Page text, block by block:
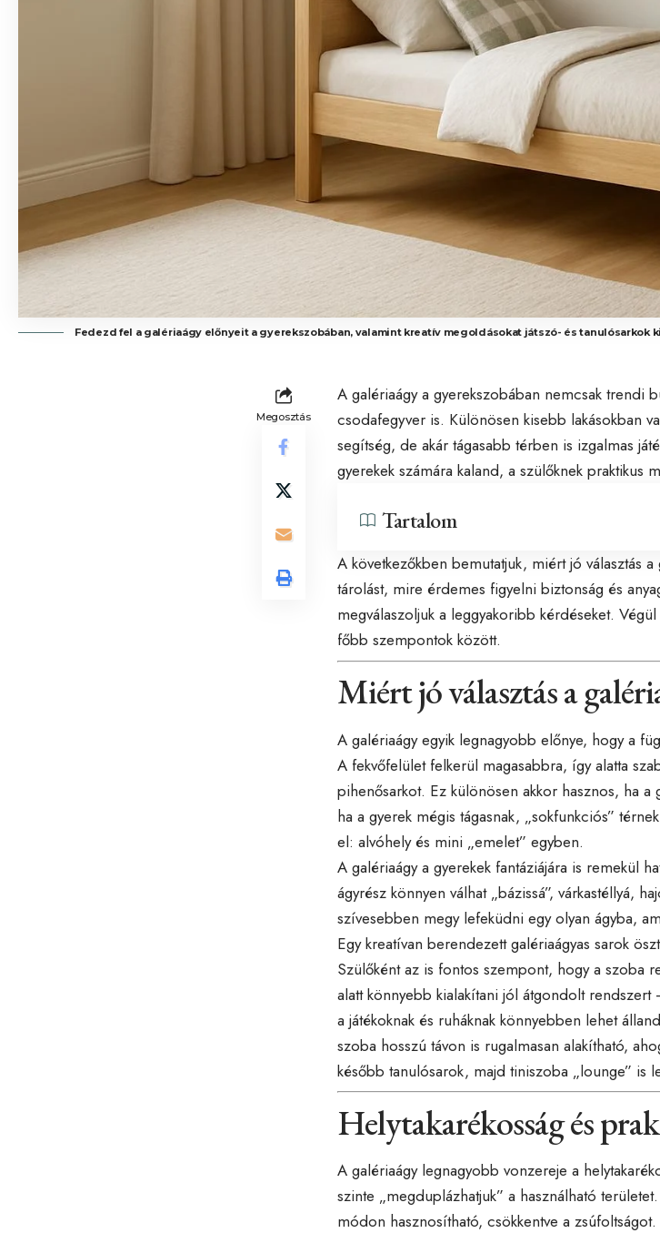
Fedezd fel a galériaágy előnyeit a gyerekszobában, valamint kreatív megoldásokat játszó- és tanulósarkok
Megosztás
A galériaágy a gyerekszobában nemcsak trendi
csodafegyver is. Különösen kisebb lakásokban
segítség, de akár tágasabb térben is izgalmas
gyerekek számára kaland, a szülőknek
Tartalom
A következőkben bemutatjuk, miért jó választás
tárolást, mire érdemes figyelni biztonság és
megválaszoljuk a leggyakoribb kérdéseket.
főbb szempontok között.
Miért jó választás a
A galériaágy egyik legnagyobb előnye, hogy a
A fekvőfelület felkerül magasabbra, így alatta
pihenősarkot. Ez különösen akkor hasznos, ha
ha a gyerek mégis tágasnak, „sokfunkciós”
el: alvóhely és mini „emelet” egyben.
A galériaágy a gyerekek fantáziájára is remekül
ágyrész könnyen válhat „bázissá”, várkastéllyá,
szívesebben megy lefeküdni egy olyan ágyba,
Egy kreatívan berendezett galériaágyas sarok
Szülőként az is fontos szempont, hogy a szoba
alatt könnyebb kialakítani jól átgondolt
a játékoknak és ruháknak könnyebben lehet
szoba hosszú távon is rugalmasan alakítható,
később tanulósarok, majd tiniszoba „lounge” is
Helytakarékosság és
A galériaágy legnagyobb vonzereje a
szinte „megduplázhatjuk” a használható
módon hasznosítható, csökkentve a